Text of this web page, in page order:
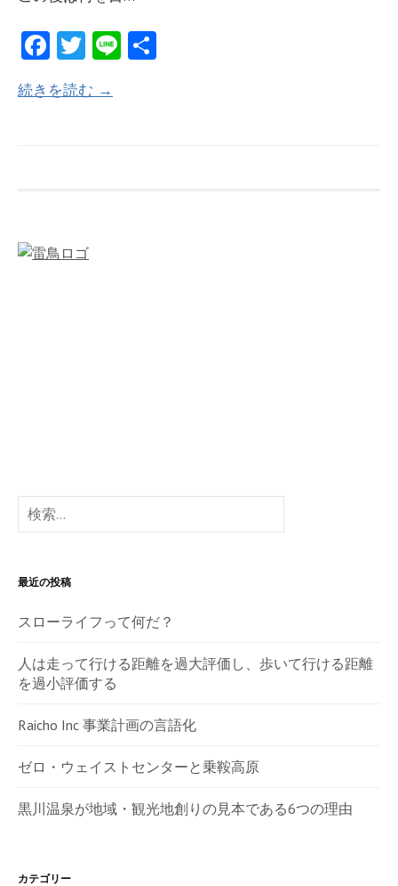
Fa
ce
b
T
itt
Li
続きを読む →
検
索:
最近の投稿
スローライフって何だ？
人は走って行ける距離を過大評価し、歩いて行ける距離
を過小評価する
Raicho Inc 事業計画の言語化
ゼロ・ウェイストセンターと乗鞍高原
黒川温泉が地域・観光地創りの見本である6つの理由
カテゴリー